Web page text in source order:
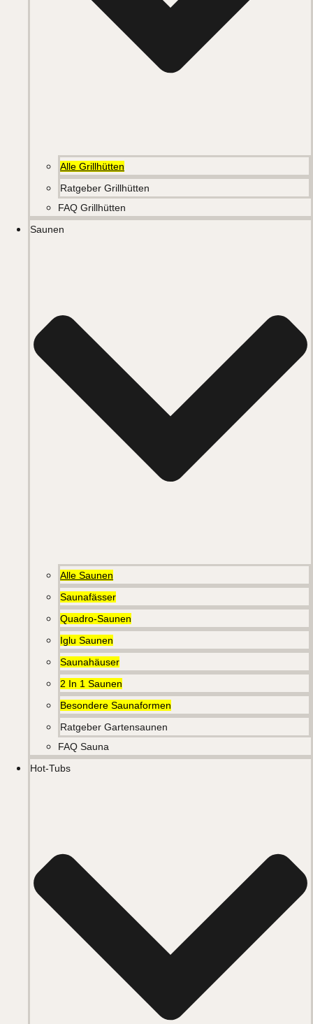
Alle Grillhütten
Ratgeber Grillhütten
FAQ Grillhütten
Saunen
Alle Saunen
Saunafässer
Quadro-Saunen
Iglu Saunen
Saunahäuser
2 In 1 Saunen
Besondere Saunaformen
Ratgeber Gartensaunen
FAQ Sauna
Hot-Tubs